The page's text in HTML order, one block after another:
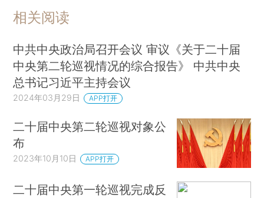
相关阅读
中共中央政治局召开会议 审议《关于二十届
中央第二轮巡视情况的综合报告》 中共中央
总书记习近平主持会议
2024年03月29日 APP打开
二十届中央第二轮巡视对象公
布
2023年10月10日 APP打开
二十届中央第一轮巡视完成反